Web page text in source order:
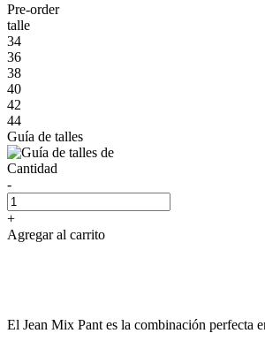
Pre-order
talle
34
36
38
40
42
44
Guía de talles
Cantidad
-
+
Agregar al carrito
El Jean Mix Pant es la combinación perfecta